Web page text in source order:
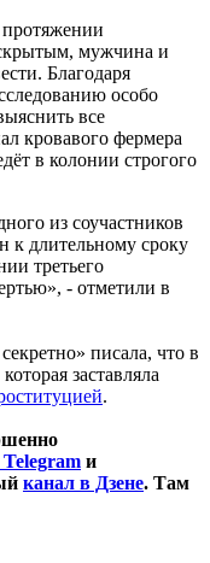
мужчина и
Благодаря
особо
все
кровавого фермера
в колонии строгого
из соучастников
к длительному сроку
третьего
- отметили в
писала, что в
заставляла
.
и
канал в Дзене. Там